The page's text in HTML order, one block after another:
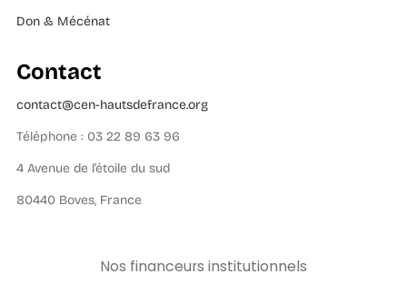
Don & Mécénat
Contact
contact@cen-hautsdefrance.org
Téléphone : 03 22 89 63 96
4 Avenue de l’étoile du sud
80440 Boves, France
Nos financeurs institutionnels